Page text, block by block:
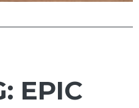
EPIC